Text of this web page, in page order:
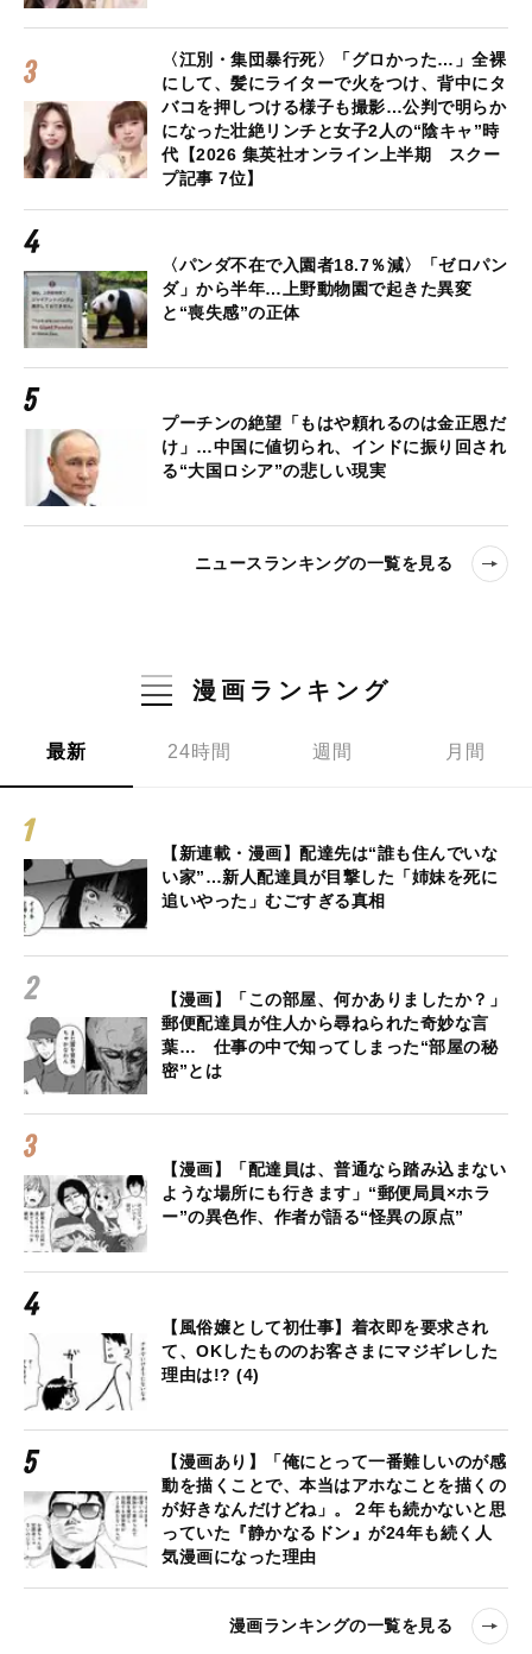
〈江別・集団暴行死〉「グロかった…」全裸
にして、髪にライターで火をつけ、背中にタ
バコを押しつける様子も撮影…公判で明らか
になった壮絶リンチと女子2人の“陰キャ”時
代【2026 集英社オンライン上半期 スクー
プ記事 7位】
〈パンダ不在で入園者18.7％減〉「ゼロパン
ダ」から半年…上野動物園で起きた異変
と“喪失感”の正体
プーチンの絶望「もはや頼れるのは金正恩だ
け」…中国に値切られ、インドに振り回され
る“大国ロシア”の悲しい現実
ニュースランキングの一覧を見る
漫画ランキング
最新 24時間 週間 月間
【新連載・漫画】配達先は“誰も住んでいな
い家”…新人配達員が目撃した「姉妹を死に
追いやった」むごすぎる真相
【漫画】「この部屋、何かありましたか？」
郵便配達員が住人から尋ねられた奇妙な言
葉… 仕事の中で知ってしまった“部屋の秘
密”とは
【漫画】「配達員は、普通なら踏み込まない
ような場所にも行きます」“郵便局員×ホラ
ー”の異色作、作者が語る“怪異の原点”
【風俗嬢として初仕事】着衣即を要求され
て、OKしたもののお客さまにマジギレした
理由は!? (4)
【漫画あり】「俺にとって一番難しいのが感
動を描くことで、本当はアホなことを描くの
が好きなんだけどね」。２年も続かないと思
っていた『静かなるドン』が24年も続く人
気漫画になった理由
漫画ランキングの一覧を見る